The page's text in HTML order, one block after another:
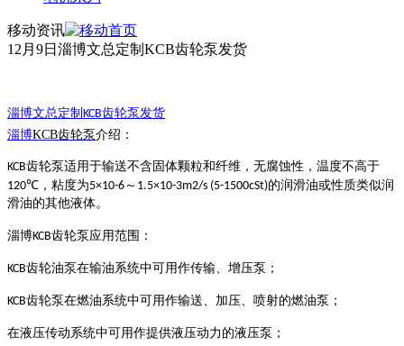
移动资讯
12月9日淄博文总定制KCB齿轮泵发货
淄博文总定制 KCB齿轮泵发货
淄博KCB齿轮泵介绍：
KCB齿轮泵适用于输送不含固体颗粒和纤维，无腐蚀性，温度不高于
120℃ ，粘度为5×10-6 ～ 1.5×10-3m2/s (5-1500cSt)的润滑油或性质类似润
滑油的其他液体。
淄博KCB齿轮泵应用范围 ：
KCB齿轮油泵在输油系统中可用作传输、增压泵；
KCB齿轮泵在燃油系统中可用作输送、加压、喷射的燃油泵；
在液压传动系统中可用作提供液压动力的液压泵；